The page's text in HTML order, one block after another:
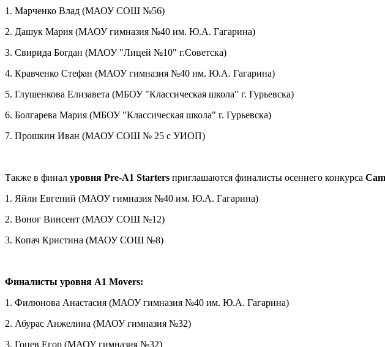
1. Марченко Влад (МАОУ СОШ №56)
2. Дашук Мария (МАОУ гимназия №40 им. Ю.А. Гагарина)
3. Свирида Богдан (МАОУ "Лицей №10" г.Советска)
4. Кравченко Стефан (МАОУ гимназия №40 им. Ю.А. Гагарина)
5. Глушенкова Елизавета (МБОУ "Классическая школа" г. Гурьевска)
6. Болгарева Мария (МБОУ "Классическая школа" г. Гурьевска)
7. Прошкин Иван (МАОУ СОШ № 25 с УИОП)
Также в финал уровня Pre-A1 Starters приглашаются финалисты осеннего конкурса
1. Яйли Евгений (МАОУ гимназия №40 им. Ю.А. Гагарина)
2. Воног Винсент (МАОУ СОШ №12)
3. Копач Кристина (МАОУ СОШ №8)
Финалисты уровня A1 Movers:
1. Филюнова Анастасия (МАОУ гимназия №40 им. Ю.А. Гагарина)
2. Абурас Анжелина (МАОУ гимназия №32)
3. Гоцев Егор (МАОУ гимназия №32)